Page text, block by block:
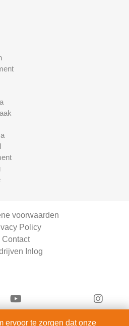
voorwaarden
Policy
Contact
Inlog
ervoor te zorgen dat onze